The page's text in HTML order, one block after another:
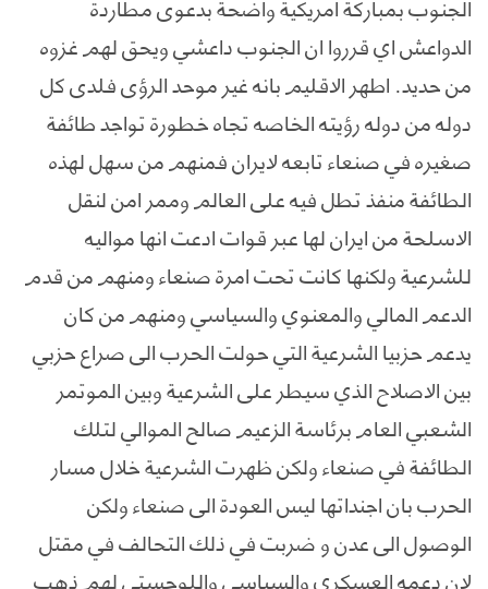
الدواعش اي قرروا ان الجنوب داعشي ويحق لهم غزوه
من حديد. اطهر الاقليم بانه غير موحد الرؤى فلدى كل
دوله من دوله رؤيته الخاصه تجاه خطورة تواجد طائفة
صغيره في صنعاء تابعه لايران فمنهم من سهل لهذه
الطائفة منفذ تطل فيه على العالم وممر امن لنقل
الاسلحة من ايران لها عبر قوات ادعت انها مواليه
للشرعية ولكنها كانت تحت امرة صنعاء ومنهم من قدم
الدعم المالي والمعنوي والسياسي ومنهم من كان
يدعم حزبيا الشرعية التي حولت الحرب الى صراع حزبي
بين الاصلاح الذي سيطر على الشرعية وبين الموتمر
الشعبي العام برئاسة الزعيم صالح الموالي لتلك
الطائفة في صنعاء ولكن ظهرت الشرعية خلال مسار
الحرب بان اجنداتها ليس العودة الى صنعاء ولكن
الوصول الى عدن و ضربت في ذلك التحالف في مقتل
لان دعمه العسكري والسياسي واللوجستي لهم ذهب